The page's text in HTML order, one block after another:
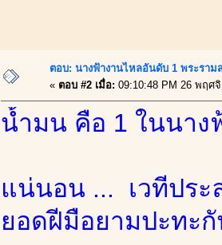
ตอบ: นางฟ้างานไหลอันดับ 1 พระราม
« ตอบ #2 เมื่อ: 09:10:48 PM 26 พฤศ
น้ำมน คือ 1 ในนาง
แน่นอน ... เวทีประ
ยอดฝีมือยามปะทะ